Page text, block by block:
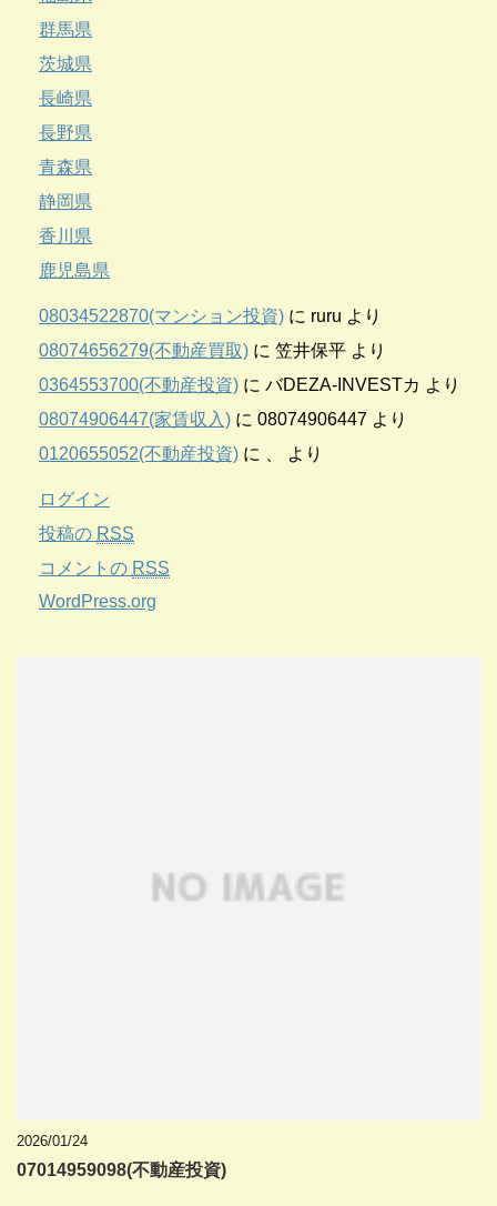
群馬県
茨城県
長崎県
長野県
青森県
静岡県
香川県
鹿児島県
08034522870(マンション投資) に ruru より
08074656279(不動産買取) に 笠井保平 より
0364553700(不動産投資) に バDEZA-INVESTカ より
08074906447(家賃収入) に 08074906447 より
0120655052(不動産投資) に より
ログイン
投稿の RSS
コメントの RSS
WordPress.org
2026/01/24
07014959098(不動産投資)